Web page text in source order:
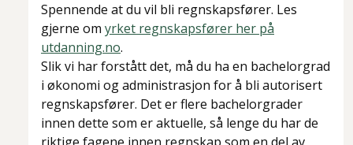
Spennende at du vil bli regnskapsfører. Les
gjerne om yrket regnskapsfører her på
utdanning.no.
Slik vi har forstått det, må du ha en bachelorgrad
i økonomi og administrasjon for å bli autorisert
regnskapsfører. Det er flere bachelorgrader
innen dette som er aktuelle, så lenge du har de